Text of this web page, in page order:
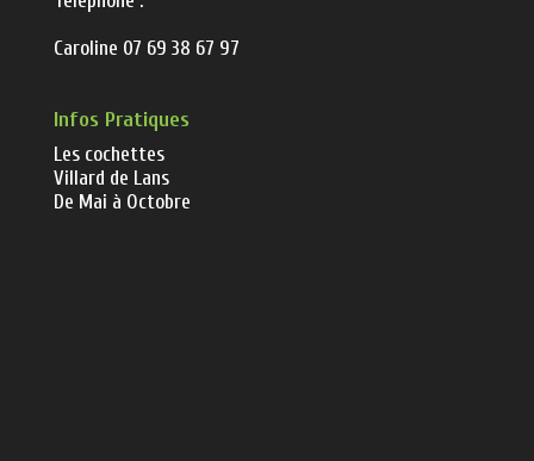
Caroline 07 69 38 67 97
Infos Pratiques
Les cochettes
Villard de Lans
De Mai à Octobre